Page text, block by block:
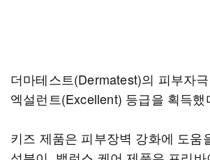
더마테스트(Dermatest)의 피부자
엑설런트(Excellent) 등급을 획득했
키즈 제품은 피부장벽 강화에 도움